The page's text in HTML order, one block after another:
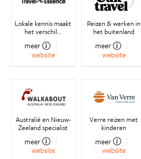
Lokale kennis maakt
het verschil...
meer
website
Reizen & werken in
het buitenland
meer
website
Australië en Nieuw-
Zeeland specialist
meer
website
Verre reizen met
kinderen
meer
website